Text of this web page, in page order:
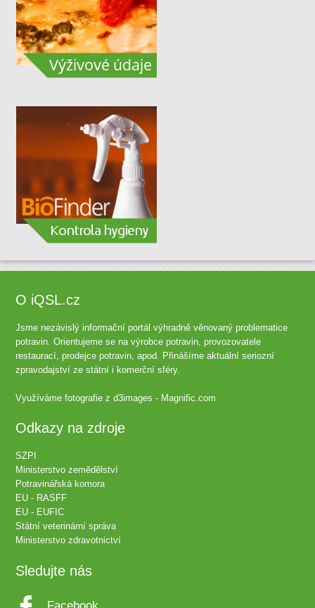
O iQSL.cz
Jsme nezávislý informační portál výhradně věnovaný problematice
potravin. Orientujeme se na výrobce potravin, provozovatele
restaurací, prodejce potravin, apod. Přinášíme aktuální seriozní
zpravodajství ze státní i komerční sféry.
Využíváme fotografie zd3images - Magnific.com
Odkazy na zdroje
SZPI
Ministerstvo zemědělství
Potravinářská komora
EU - RASFF
EU - EUFIC
Státní veterinární správa
Ministerstvo zdravotnictví
Sledujte nás
Facebook